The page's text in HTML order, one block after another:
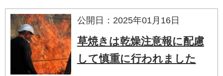
公開日：2025年01月16日
草焼きは乾燥注意報に配慮
して慎重に行われました